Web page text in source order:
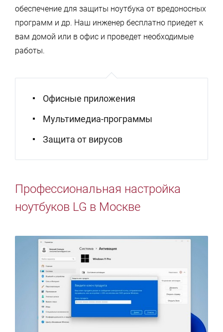
обеспечение для защиты ноутбука от вредоносных
программ и др. Наш инженер бесплатно приедет к
вам домой или в офис и проведет необходимые
работы.
Офисные приложения
Мультимедиа-программы
Защита от вирусов
Профессиональная настройка
ноутбуков LG в Москве